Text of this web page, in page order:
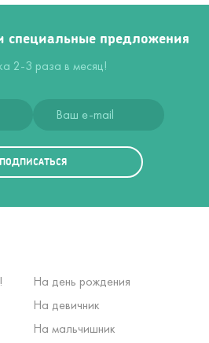
специальные предложения
2-3 раза в месяц!
ПОДПИСАТЬСЯ
На день рождения
На девичник
На мальчишник